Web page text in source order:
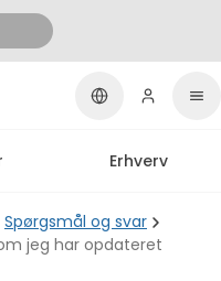
Erhverv
Spørgsmål og svar
jeg har opdateret